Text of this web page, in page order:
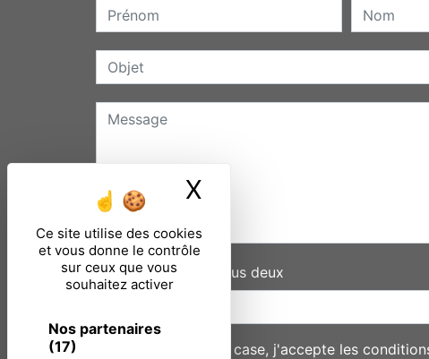
Ce site utilise des cookies
et vous donne le contrôle
sur ceux que vous
souhaitez activer
Nos partenaires
(17)
X
Combien font dix plus deux
En cochant cette case, j'accepte les